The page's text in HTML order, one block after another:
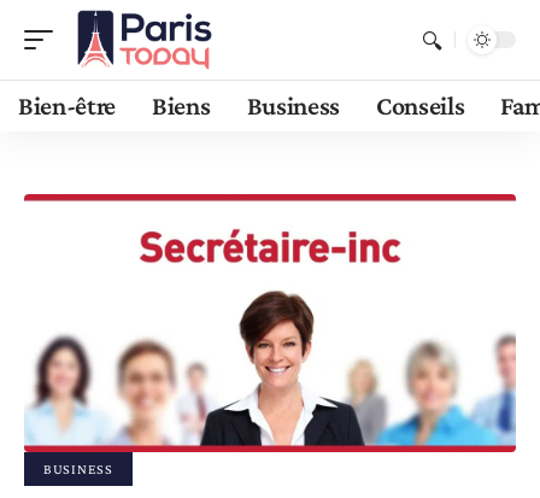
Bien-être Biens Business Conseils
BUSINESS